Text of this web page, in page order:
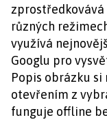
různých
využívá
Googlu pro
Popis obrázku
otevřením z
funguje offline